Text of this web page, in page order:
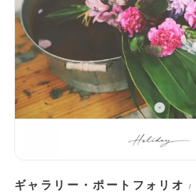
ギャラリー・ポートフォリオ /